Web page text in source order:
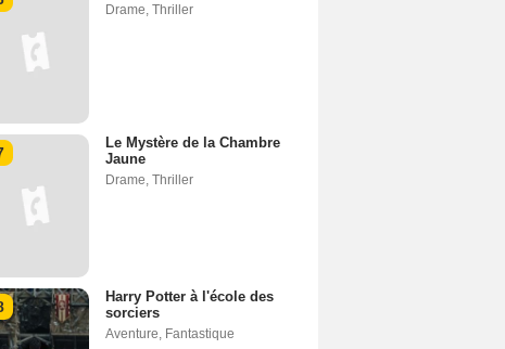
Drame Thriller
Le Mystère de la Chambre
Jaune
Drame Thriller
Harry Potter à l'école des
sorciers
Aventure Fantastique